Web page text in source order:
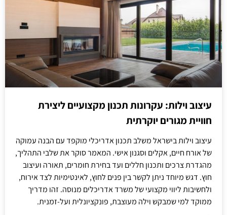
עיצוב וילות: עקרונות תכנון מקצועיים ליצירת
חוויית מגורים יוקרתית
עיצוב וילות בישראל משלב תכנון אדריכלי מוקפד עם הבנה עמוקה
של אורח חיים, אקלים וסגנון אישי. המאמר סוקר את שלבי התהליך,
מהגדרת צרכים ותכנון חללים ועד בחירת חומרים, תאורה ועיצוב
חוץ. דגש מיוחד ניתן לקשר בין פנים לחוץ, לאינטימיות לצד אירוח,
ולחשיבות ליווי מקצועי של משרד אדריכלים מנוסה. זהו מדריך
ממוקד למי שמבקש וילה מעוצבת, פונקציונלית ועל-זמנית.